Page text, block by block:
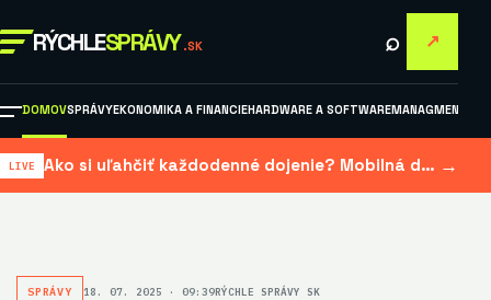
RÝCHLESPRÁVY .SK ⌕ ↗
DOMOVSPRÁVYEKONOMIKA A FINANCIEHARDWARE A SOFTWAREMANAGMENT A
Ako si uľahčiť každodenné dojenie? Mobilná dojačka šetrí čas aj námahu →
SPRÁVY 18. 07. 2025 · 09:39RÝCHLE SPRÁVY SK